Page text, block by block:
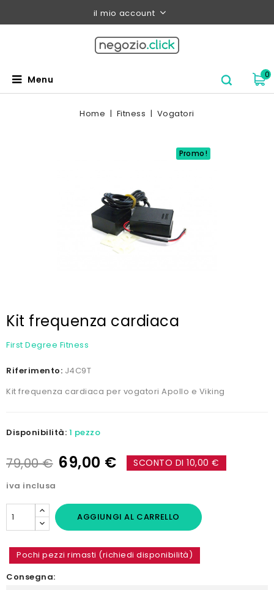
il mio account
0
Menu
Home Fitness Vogatori
Promo!
Kit frequenza cardiaca
First Degree Fitness
Riferimento: J4C9T
Kit frequenza cardiaca per vogatori Apollo e Viking
Disponibilità: 1 pezzo
79,00 € 69,00 € SCONTO DI 10,00 €
iva inclusa
AGGIUNGI AL CARRELLO
Pochi pezzi rimasti (richiedi disponibilità)
Consegna: